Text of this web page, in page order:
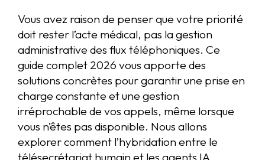
Vous avez raison de penser que votre priorité
doit rester l’acte médical, pas la gestion
administrative des flux téléphoniques. Ce
guide complet 2026 vous apporte des
solutions concrètes pour garantir une prise en
charge constante et une gestion
irréprochable de vos appels, même lorsque
vous n’êtes pas disponible. Nous allons
explorer comment l’hybridation entre le
télésecrétariat humain et les agents IA